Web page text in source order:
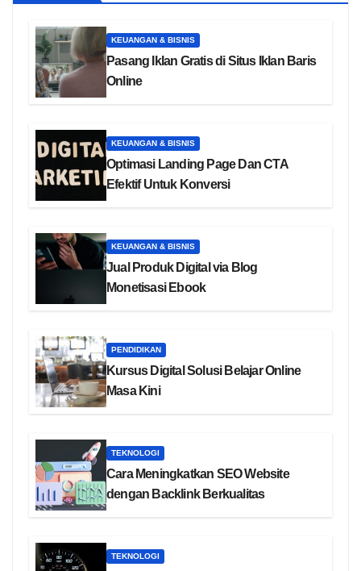
KEUANGAN & BISNIS
Pasang Iklan Gratis di Situs Iklan Baris
Online
KEUANGAN & BISNIS
Optimasi Landing Page Dan CTA
Efektif Untuk Konversi
KEUANGAN & BISNIS
Jual Produk Digital via Blog
Monetisasi Ebook
PENDIDIKAN
Kursus Digital Solusi Belajar Online
Masa Kini
TEKNOLOGI
Cara Meningkatkan SEO Website
dengan Backlink Berkualitas
TEKNOLOGI